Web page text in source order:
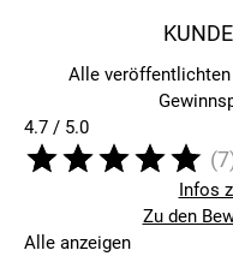
Alle veröffentlichten
4.7 / 5.0
Infos
Zu den
Alle anzeigen